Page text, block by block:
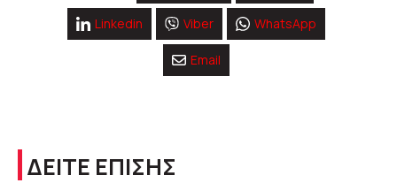
Linkedin Viber WhatsApp
Email
ΔΕΙΤΕ ΕΠΙΣΗΣ